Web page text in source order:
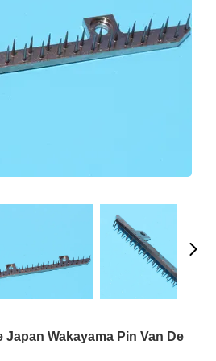
Japan Wakayama Pin Van De